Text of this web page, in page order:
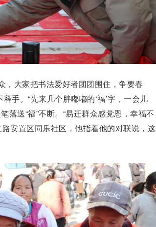
，大家把书法爱好者团团围住，争要春
手。“先来几个胖嘟嘟的‘福’字，一会儿
落送“福”不断。“易迁群众感党恩，幸福不
安置区同乐社区，他指着他的对联说，这